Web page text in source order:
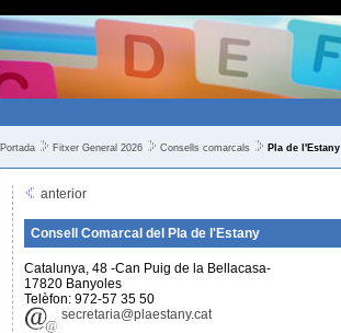
Portada Fitxer General 2026 Consells comarcals Pla de l'Estany
anterior
Consell Comarcal del Pla de l'Estany
Catalunya, 48 -Can Puig de la Bellacasa-
17820 Banyoles
Telèfon: 972-57 35 50
secretaria@plaestany.cat